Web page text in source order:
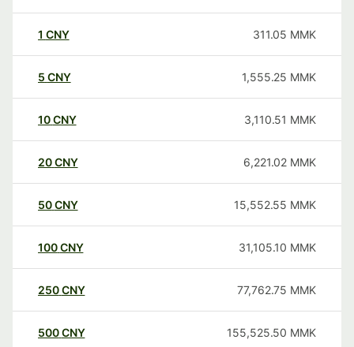
1 CNY 311.05 MMK
5 CNY 1,555.25 MMK
10CNY 3,110.51 MMK
20CNY 6,221.02 MMK
50CNY 15,552.55 MMK
100CNY 31,105.10 MMK
250CNY 77,762.75 MMK
500CNY 155,525.50 MMK